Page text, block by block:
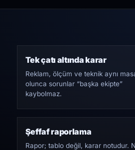
Tek çatı altında karar
Reklam, ölçüm ve teknik aynı
olunca sorunlar “başka ekipte”
kaybolmaz.
Şeffaf raporlama
Rapor; tablo değil, karar notudur.